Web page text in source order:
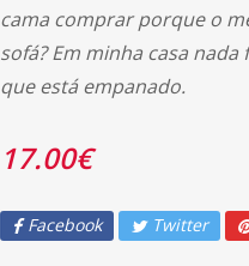
cama comprar porque o
sofá? Em minha casa
que está empanado.
17.00€
Facebook Twitter